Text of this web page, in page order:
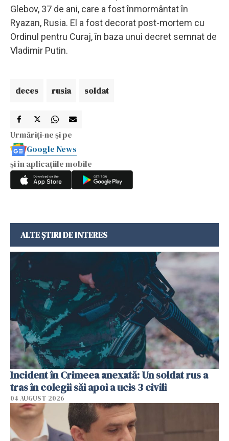
Glebov, 37 de ani, care a fost înmormântat în
Ryazan, Rusia. El a fost decorat post-mortem cu
Ordinul pentru Curaj, în baza unui decret semnat de
Vladimir Putin.
deces rusia soldat
Urmăriți-ne și pe
Google News
și în aplicațiile mobile
ALTE ȘTIRI DE INTERES
Incident în Crimeea anexată: Un soldat rus a
tras în colegii săi apoi a ucis 3 civili
04 AUGUST 2026